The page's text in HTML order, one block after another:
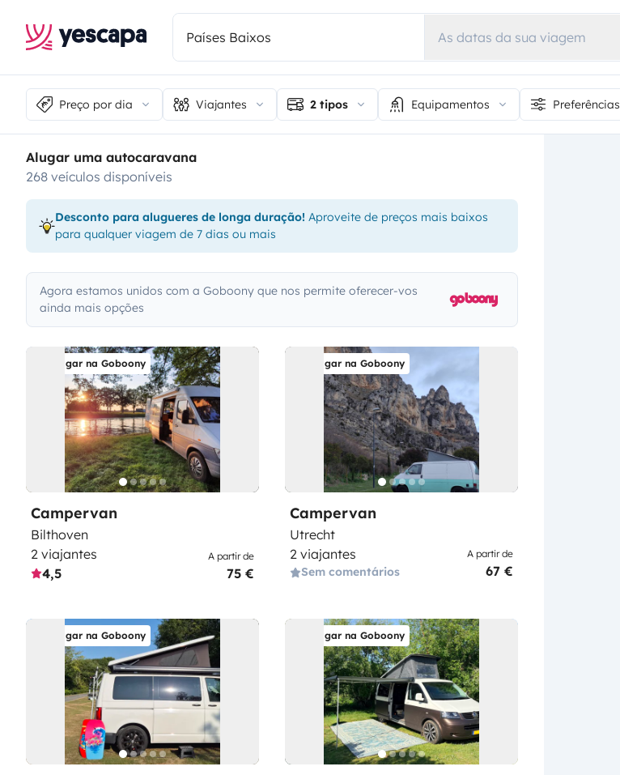
As datas da sua viagem
Preço por dia Viajantes 2 tipos Equipamentos Preferências
Alugar uma autocaravana
268 veículos disponíveis
Desconto para alugueres de longa duração! Aproveite de preços mais baixos
para qualquer viagem de 7 dias ou mais
Agora estamos unidos com a Goboony que nos permite oferecer-vos
ainda mais opções
Alugar na Goboony
Campervan
Bilthoven
2 viajantes
4,5
A partir de
75 €
Alugar na Goboony
Campervan
Utrecht
2 viajantes
Sem comentários
A partir de
67 €
Alugar na Goboony Alugar na Goboony